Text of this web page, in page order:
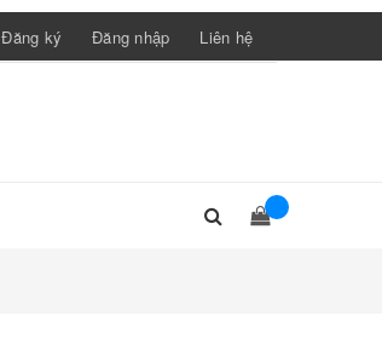
Đăng ký Đăng nhập Liên hệ